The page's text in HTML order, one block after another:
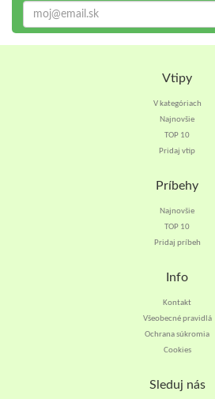
Vtipy
V kategóriach
Najnovšie
TOP 10
Pridaj vtip
Príbehy
Najnovšie
TOP 10
Pridaj príbeh
Info
Kontakt
Všeobecné pravidlá
Ochrana súkromia
Cookies
Sleduj nás